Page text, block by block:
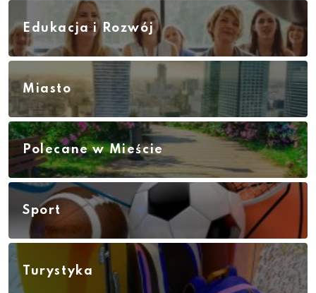
Edukacja i Rozwój
Miasto
Polecane w Mieście
Sport
Turystyka